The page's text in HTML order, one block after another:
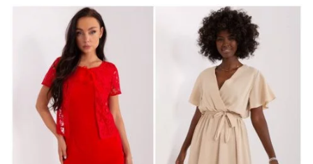
Długie sukienki na weselekojarzą nam się ze strojem druhny,
ale tak naprawdę na taką kreację może postawić każda z nas.
Decydujemy się na takie modele coraz częściej – stawiamy na
sukienki maxilub modele asymetryczne (z tyłu maxi, a z przodu
na przykład do kolana). Wybierając sukienkę …